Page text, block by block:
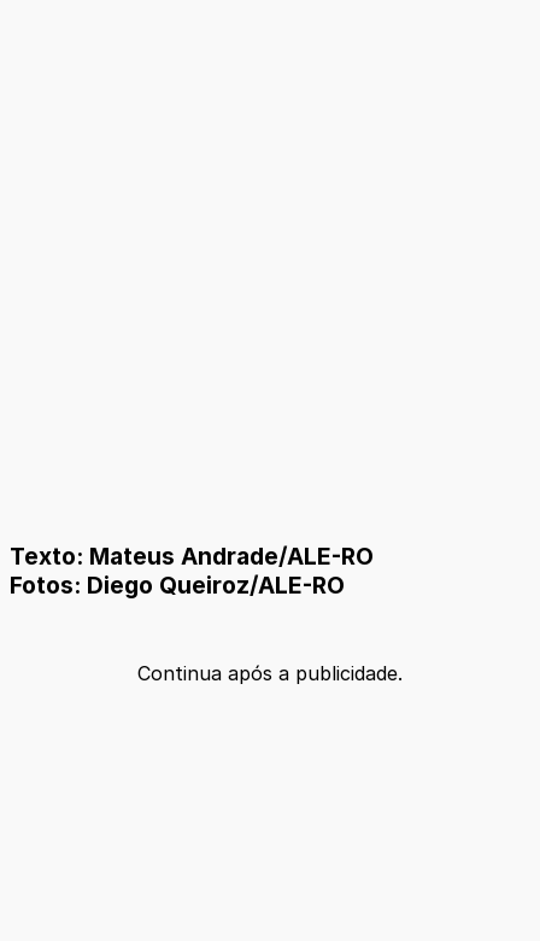
Texto: Mateus Andrade/ALE-RO
Fotos: Diego Queiroz/ALE-RO
Continua após a publicidade.